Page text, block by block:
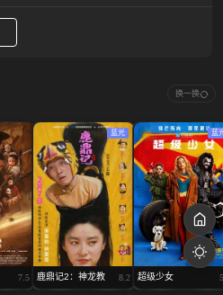
换一换
7.5
蓝光
鹿鼎记2：神龙教 8.2
蓝
超级少女